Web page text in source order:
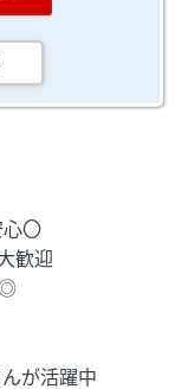
〇
歓迎
◎
が活躍中